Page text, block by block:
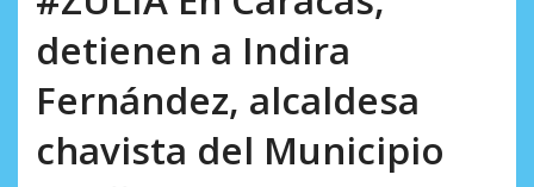
detienen a Indira
Fernández, alcaldesa
chavista del Municipio